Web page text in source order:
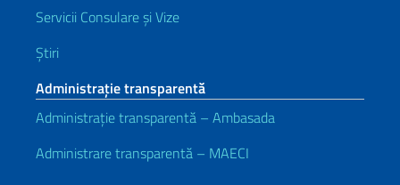
Servicii Consulare și Vize
Știri
Administrație transparentă
Administrație transparentă – Ambasada
Administrare transparentă – MAECI